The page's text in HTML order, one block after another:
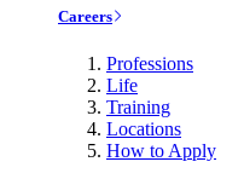
Careers
Professions
Life
Training
Locations
How to Apply